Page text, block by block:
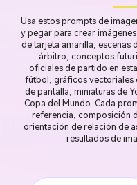
Usa estos prompts de
y pegar para crear
de tarjeta amarilla, escenas
árbitro, conceptos
oficiales de partido en
fútbol, gráficos vectoriales
de pantalla, miniaturas de
Copa del Mundo. Cada
referencia, composición
orientación de relación de
resultados de